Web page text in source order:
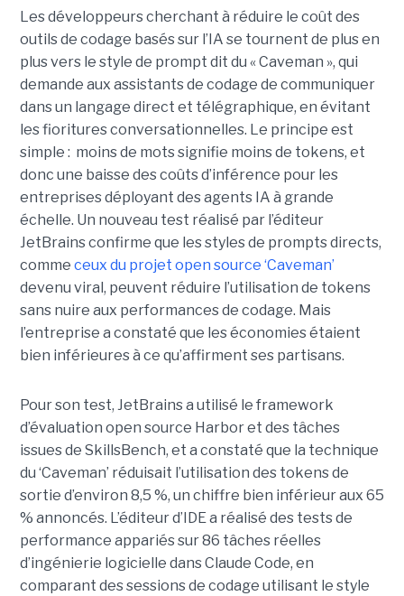
Les développeurs cherchant à réduire le coût des
outils de codage basés sur l’IA se tournent de plus en
plus vers le style de prompt dit du « Caveman », qui
demande aux assistants de codage de communiquer
dans un langage direct et télégraphique, en évitant
les fioritures conversationnelles. Le principe est
simple : moins de mots signifie moins de tokens, et
donc une baisse des coûts d’inférence pour les
entreprises déployant des agents IA à grande
échelle. Un nouveau test réalisé par l’éditeur
JetBrains confirme que les styles de prompts directs,
comme ceux du projet open source ‘Caveman’
devenu viral, peuvent réduire l’utilisation de tokens
sans nuire aux performances de codage. Mais
l’entreprise a constaté que les économies étaient
bien inférieures à ce qu’affirment ses partisans.
Pour son test, JetBrains a utilisé le framework
d’évaluation open source Harbor et des tâches
issues de SkillsBench, et a constaté que la technique
du ‘Caveman’ réduisait l’utilisation des tokens de
sortie d’environ 8,5 %, un chiffre bien inférieur aux 65
% annoncés. L’éditeur d’IDE a réalisé des tests de
performance appariés sur 86 tâches réelles
d’ingénierie logicielle dans Claude Code, en
comparant des sessions de codage utilisant le style